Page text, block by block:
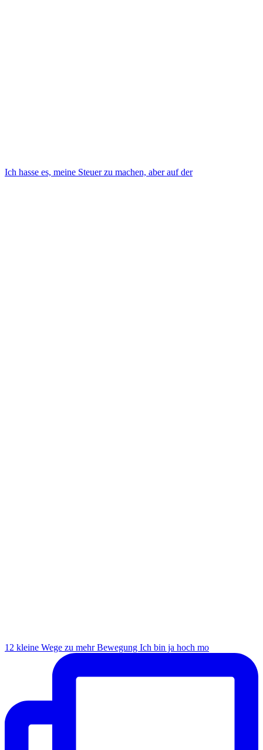
Ich hasse es, meine Steuer zu machen, aber auf der
12 kleine Wege zu mehr Bewegung Ich bin ja hoch mo